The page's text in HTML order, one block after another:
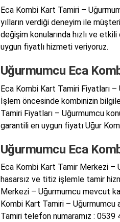
Eca Kombi Kart Tamiri –
yılların verdiği deneyim ile
değişim konularında hızlı ve
uygun fiyatlı hizmeti veriyoruz.
Uğurmumcu Eca
Eca Kombi Kart Tamiri Fiyatları
İşlem öncesinde kombinizin
Tamiri Fiyatları – Uğurmumcu
garantili en uygun fiyatı Uğur
Uğurmumcu Eca
Eca Kombi Kart Tamir Merkezi –
hasarsız ve titiz işlemle tamir
Merkezi – Uğurmumcu mevcut
Kombi Kart Tamiri – Uğurmumcu
Tamiri telefon numaramız : 0539